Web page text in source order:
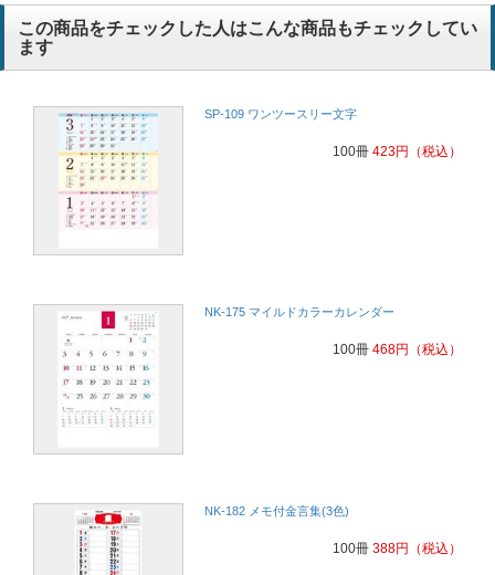
この商品をチェックした人はこんな商品もチェックしてい
ます
SP-109 ワンツースリー文字
100冊 423円 （税込）
NK-175 マイルドカラーカレンダー
100冊 468円 （税込）
NK-182 メモ付金言集(3色)
100冊 388円 （税込）